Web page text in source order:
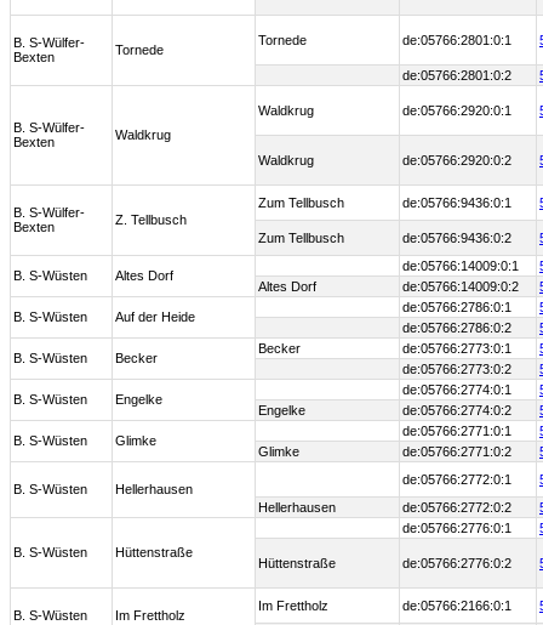
B. S-Wülfer-
Bexten
Tornede
Tornede de:05766:2801:0:1
de:05766:2801:0:2
B. S-Wülfer-
Bexten
Waldkrug
Waldkrug de:05766:2920:0:1
Waldkrug de:05766:2920:0:2
B. S-Wülfer-
Bexten
Z. Tellbusch
Zum Tellbusch de:05766:9436:0:1
Zum Tellbusch de:05766:9436:0:2
B. S-Wüsten Altes Dorf
de:05766:14009:0:1
Altes Dorf
de:05766:14009:0:2
B. S-Wüsten Auf der Heide
de:05766:2786:0:1
de:05766:2786:0:2
B. S-Wüsten Becker
Becker de:05766:2773:0:1
de:05766:2773:0:2
B. S-Wüsten Engelke
de:05766:2774:0:1
Engelke
de:05766:2774:0:2
B. S-Wüsten Glimke
de:05766:2771:0:1
Glimke
de:05766:2771:0:2
B. S-Wüsten Hellerhausen
de:05766:2772:0:1
Hellerhausen
de:05766:2772:0:2
B. S-Wüsten Hüttenstraße
de:05766:2776:0:1
Hüttenstraße de:05766:2776:0:2
B. S-Wüsten Im Frettholz
Im Frettholz de:05766:2166:0:1